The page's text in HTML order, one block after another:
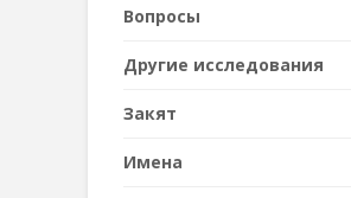
Вопросы
Другие исследования
Закят
Имена